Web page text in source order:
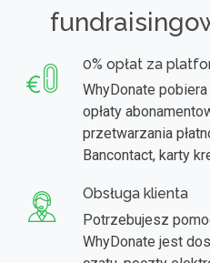
0% opłat za
WhyDonate
opłaty
przetwarzania
Bancontact, karty
Obsługa klienta
Potrzebujesz
WhyDonate jest